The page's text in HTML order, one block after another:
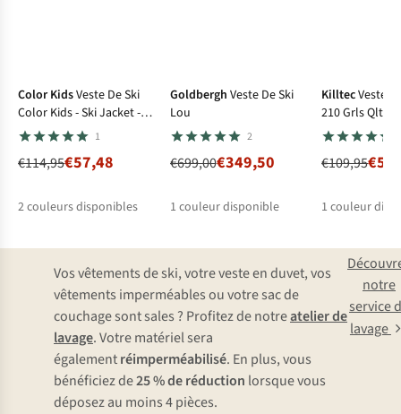
Color KidsVeste De Ski
Color Kids - Ski Jacket -
Aop
1
€114,95€57,48
2couleurs disponibles
Goldbergh Veste De Ski
Lou
2
€699,00€349,50
1 couleur disponible
KilltecVeste
210 Grls Qltd
€109,95
1 couleur
Vos vêtements de ski, votre veste en duvet, vos
vêtements imperméables ou votre sac de
couchage sont sales ? Profitez de notreatelier de
lavage. Votre matériel sera
égalementréimperméabilisé. En plus, vous
bénéficiez de25 % de réduction lorsque vous
déposez au moins 4 pièces.
notre
service
lavage